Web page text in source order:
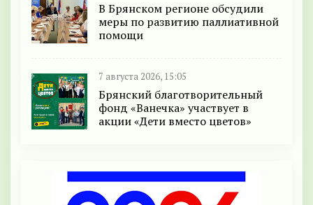
В Брянском регионе обсудили
меры по развитию паллиативной
помощи
7 августа 2026, 15:05
Брянский благотворительный
фонд «Ванечка» участвует в
акции «Дети вместо цветов»